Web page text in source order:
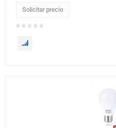
Solicitar precio